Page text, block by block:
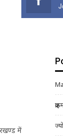
में